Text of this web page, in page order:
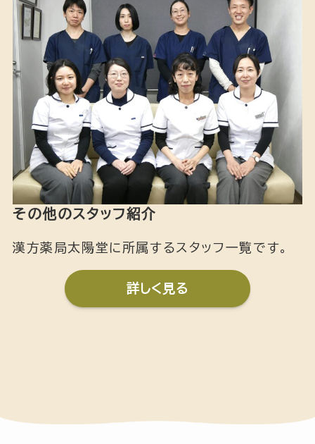
その他のスタッフ紹介
漢方薬局太陽堂に所属するスタッフ一覧です。
詳しく見る